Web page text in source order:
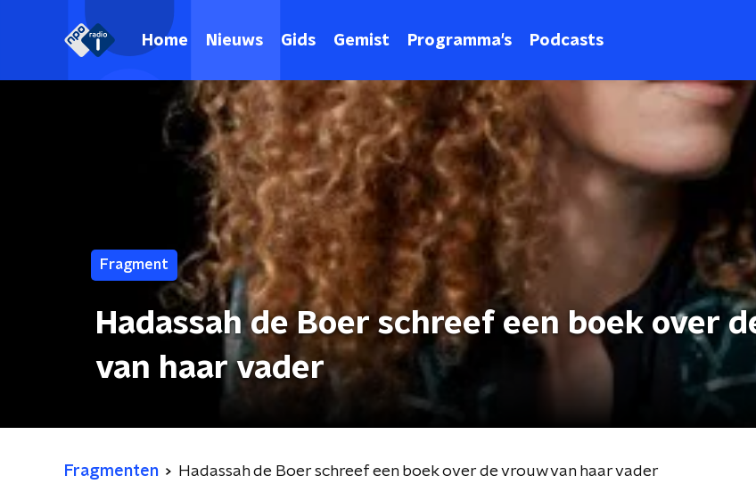
Home Nieuws Gids Gemist Programma's Podcasts
Fragment
Hadassah de Boer schreef een boek over
van haar vader
Fragmenten Hadassah de Boer schreef een boek over de vrouw van haar vader